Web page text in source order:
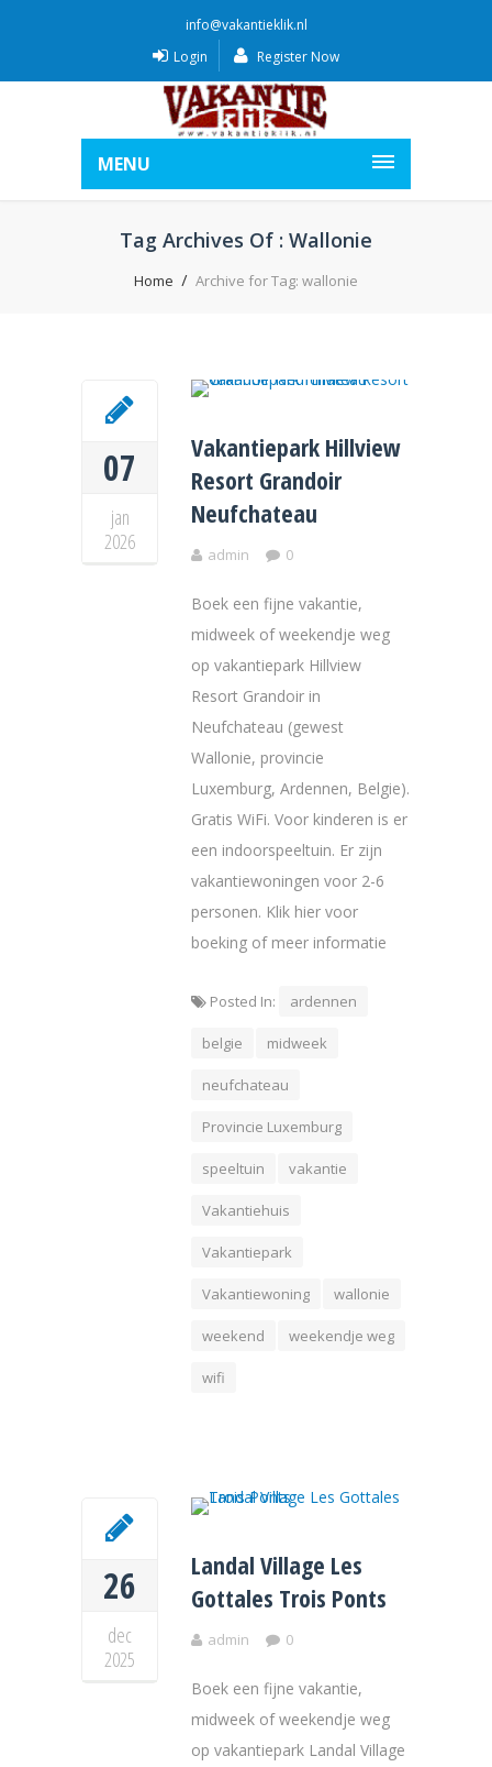
info@vakantieklik.nl
Login
Register Now
MENU
Tag Archives Of : Wallonie
Home Archive for Tag: wallonie
07
jan
2026
Vakantiepark Hillview
Resort Grandoir
Neufchateau
admin 0
Boek een fijne vakantie,
midweek of weekendje weg
op vakantiepark Hillview
Resort Grandoir in
Neufchateau (gewest
Wallonie, provincie
Luxemburg, Ardennen, Belgie).
Gratis WiFi. Voor kinderen is er
een indoorspeeltuin. Er zijn
vakantiewoningen voor 2-6
personen. Klik hier voor
boeking of meer informatie
Posted In: ardennen
belgie midweek
neufchateau
Provincie Luxemburg
speeltuin vakantie
Vakantiehuis
Vakantiepark
Vakantiewoning wallonie
weekend weekendje weg
wifi
26
dec
2025
Landal Village Les
Gottales Trois Ponts
admin 0
Boek een fijne vakantie,
midweek of weekendje weg
op vakantiepark Landal Village